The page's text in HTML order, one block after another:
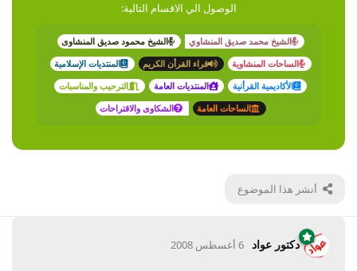
الوصول الي الاقسام التالية:
الشيخ محمد صديق المنشاوي
الشيخ محمود صديق المنشاوى
الساحات المنشاوية
قراء القرأن الكريم
المنتديات الإسلامية
الأكاديمية القرأنية
المنتديات العامة
الترحيب والمناسبات
الساحات العامة
الشكاوى والاقتراحات
أنشر هذا الموضوع
دكتور عواد 6 أغسطس 2008